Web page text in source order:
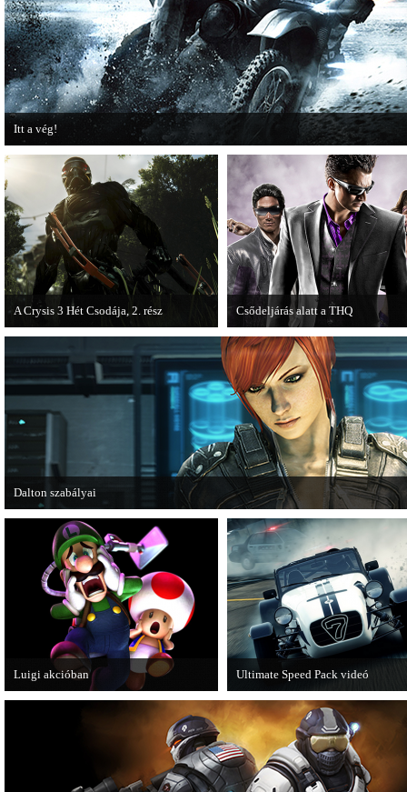
Itt a vég!
Hamarosan minden infó kiderül a Battlefield 3 utolsó, End Game
A Crysis 3 Hét Csodája, 2. rész
második része, amely a The Hunt címet
kapta.
Csődeljárás alatt a THQ
Egy újabb videojáték-kiadó került
csődeljárás alá, aki nem más, mint
THQ.
Dalton szabályai
Új videóval jelentkezik az Insomniac Games játéka, a Fuse.
Luigi akcióban
A Nintendo 3DS-re készülő Luigi's
Mansion: Dark Moon újabb képeken
Ultimate Speed Pack videó
Már elérhető a Need for Speed
Wanted első nagyobb kiegészítő
csomagja.